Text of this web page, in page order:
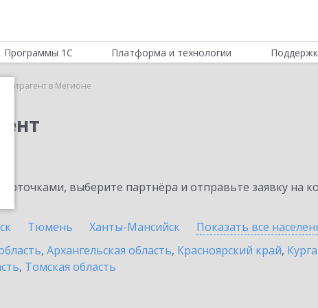
Программы 1С Платформа и технологии
в Мегионе
выберите партнёра и отправьте заявку на
Тюмень Ханты-Мансийск Показать все
, Архангельская область, Красноярский край,
, Томская область